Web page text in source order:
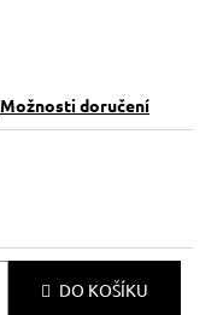
Možnosti doručení
DO KOŠÍKU